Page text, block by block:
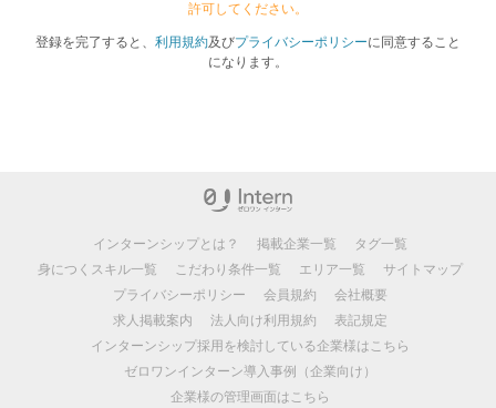
許可してください。
登録を完了すると、 利用規約及びプライバシーポリシーに同意すること
になります。
インターンシップとは？ 掲載企業一覧
タグ一覧
身につくスキル一覧
こだわり条件一覧 エリア一覧
サイトマップ
プライバシーポリシー
会員規約
会社概要
求人掲載案内
法人向け利用規約
表記規定
インターンシップ採用を検討している企業様はこちら
ゼロワンインターン導入事例（企業向け）
企業様の管理画面はこちら